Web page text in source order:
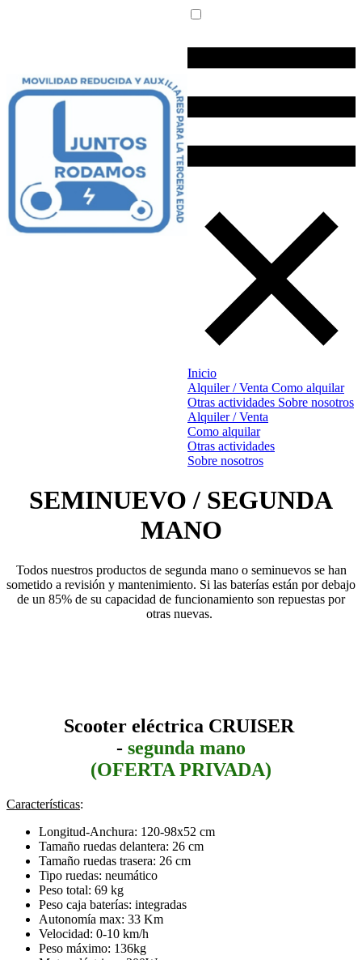
Inicio
Alquiler / Venta Como alquilar
Otras actividades Sobre nosotros
Alquiler / Venta
Como alquilar
Otras actividades
Sobre nosotros
SEMINUEVO / SEGUNDA
MANO
Todos nuestros productos de segunda mano o seminuevos se han
sometido a revisión y mantenimiento. Si las baterías están por debajo
de un 85% de su capacidad de funcionamiento son repuestas por
otras nuevas.
Scooter eléctrica CRUISER
- segunda mano
(OFERTA PRIVADA)
Características:
Longitud-Anchura: 120-98x52 cm
Tamaño ruedas delantera: 26 cm
Tamaño ruedas trasera: 26 cm
Tipo ruedas: neumático
Peso total: 69 kg
Peso caja baterías: integradas
Autonomía max: 33 Km
Velocidad: 0-10 km/h
Peso máximo: 136kg